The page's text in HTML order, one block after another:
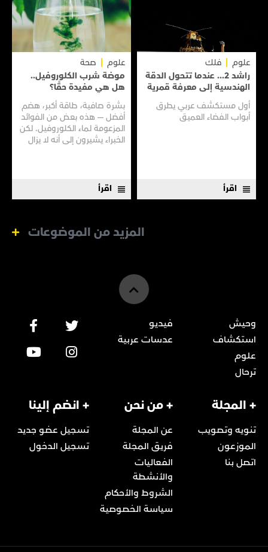
علوم
فلك
راشد 2... عندما تتحول الدقة
الهندسية إلى معرفة قمرية
أول مستكشف عربي يطرق
أبواب الفضاء العميق
اقرأ
علوم
صحة
موضة شرب الكلوروفيل..
هل هي مفيدة حقًا؟
بشرة صافية، طاقة أكبر، هضم
أفضل — هذه بعض من الفوائد
المزعومة لماء الكلوروفيل. لكن
الخبراء يشيرون إلى أنه لا يزال
اقرأ
المزيد من الموضوعات
وحيش
استكشاف
علوم
ترحال
فيديو
عدسات عربية
+ المجلة
تنويه وتصويب
الموزعون
اتصل بنا
+ من نحن
عن المجلة
فريق المجلة
الفعاليات
والأنشطة
الشروط والأحكام
سياسة الخصوصية
+ انضم إلينا
تسجيل عضو جديد
تسجيل الدخول